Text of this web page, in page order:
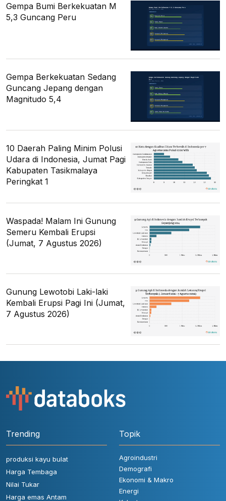
Gempa Bumi Berkekuatan M
5,3 Guncang Peru
Gempa Berkekuatan Sedang
Guncang Jepang dengan
Magnitudo 5,4
10 Daerah Paling Minim Polusi
Udara di Indonesia, Jumat Pagi
Kabupaten Tasikmalaya
Peringkat 1
Waspada! Malam Ini Gunung
Semeru Kembali Erupsi
(Jumat, 7 Agustus 2026)
Gunung Lewotobi Laki-laki
Kembali Erupsi Pagi Ini (Jumat,
7 Agustus 2026)
Trending
produksi kayu bulat
Harga Tembaga
Nilai Tukar
Harga emas Antam
Topik
Agroindustri
Demografi
Ekonomi & Makro
Energi